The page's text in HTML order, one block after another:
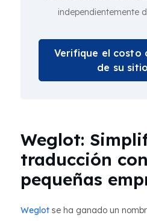
independientemente
Verifique el costo
de su
Weglot:
traducción
pequeñas
Weglot se ha ganado un